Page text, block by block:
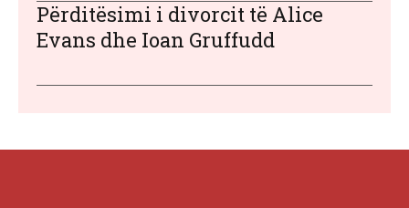
Përditësimi i divorcit të Alice
Evans dhe Ioan Gruffudd